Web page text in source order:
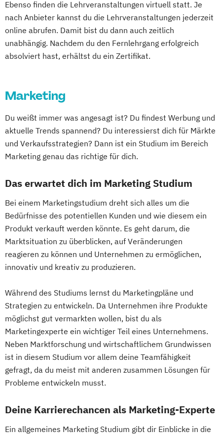
PersonalTrainer:in Präventionstrainer:in
Resilienztraining
Rückentrainer:in
Sauna-Meister:in
Social Media und Content im Sport
Spa-Rezeptionist:in
und Gesundheitstrainer:in
Sport- und Fitnesstraining
Sport- und Gesundheitstourismus
Sport-Mentaltraining
Sporternährung
Sportmanagement
Tourismusmarketing
Vegane:r Ernährungsberater:in
Wedding Planer
Wellness- und Spamanagement
Expert*in Business Intelligence
Expert*in Digital Leadership
Expert*in für Digitalisierung in der
Dienstleistungsbranche
Finance and Accounting Manager*in
Französisch Sprachkurs A2
Französisch Sprachkurs B1
Französisch Sprachkurs B2
Französisch Sprachkurs C2
Bachelor Professional in Bilanzbuchhaltung
Geprüfte*r Technische*r Betriebswirt*in
(IHK)
Geprüfte*r Wirtschaftsfachwirt*in (IHK)
Human Resource Manager*in
IT-Manager*in Informatik kompakt
Innovationsmanagement kompakt
Internationales Recht kompakt
Konfliktmanagement und Mediation
Lerncoach*in
Logistik- und Supply-Chain-Manager*in
Manager*in für IT-Projekte
Mathematik kompakt Medienpädagog*in
Messtechnik für Automatisierungsaufgaben
Qualitätsmanager*in Recruiter/in (IHK)
Social Media Manager/in (IHK)
Social Media Recruiter/-in (IHK)
Ebenso finden die Lehrveranstaltungen virtuell statt. Je
nach Anbieter kannst du die Lehrveranstaltungen jederzeit
online abrufen. Damit bist du dann auch zeitlich
unabhängig. Nachdem du den Fernlehrgang erfolgreich
absolviert hast, erhältst du ein Zertifikat.
Marketing
Du weißt immer was angesagt ist? Du findest Werbung und
aktuelle Trends spannend? Du interessierst dich für Märkte
und Verkaufsstrategien? Dann ist ein Studium im Bereich
Marketing genau das richtige für dich.
Das erwartet dich im Marketing Studium
Bei einem Marketingstudium dreht sich alles um die
Bedürfnisse des potentiellen Kunden und wie diesem ein
Produkt verkauft werden könnte. Es geht darum, die
Marktsituation zu überblicken, auf Veränderungen
reagieren zu können und Unternehmen zu ermöglichen,
innovativ und kreativ zu produzieren.
Während des Studiums lernst du Marketingpläne und
Strategien zu entwickeln. Da Unternehmen ihre Produkte
möglichst gut vermarkten wollen, bist du als
Marketingexperte ein wichtiger Teil eines Unternehmens.
Neben Marktforschung und wirtschaftlichem Grundwissen
ist in diesem Studium vor allem deine Teamfähigkeit
gefragt, da du meist mit anderen zusammen Lösungen für
Probleme entwickeln musst.
Deine Karrierechancen als Marketing-Experte
Ein allgemeines Marketing Studium gibt dir Einblicke in die